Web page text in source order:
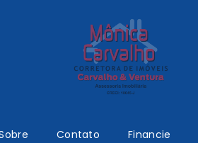
Contato Financie